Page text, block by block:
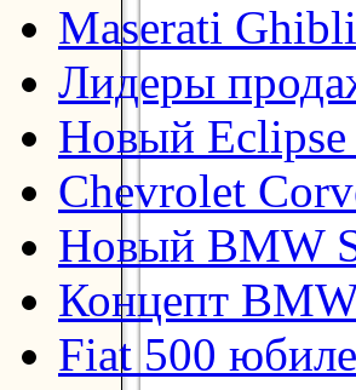
Maserati Ghibli
Лидеры
Новый Eclipse
Chevrolet
Новый BMW
Концепт
Fiat 500